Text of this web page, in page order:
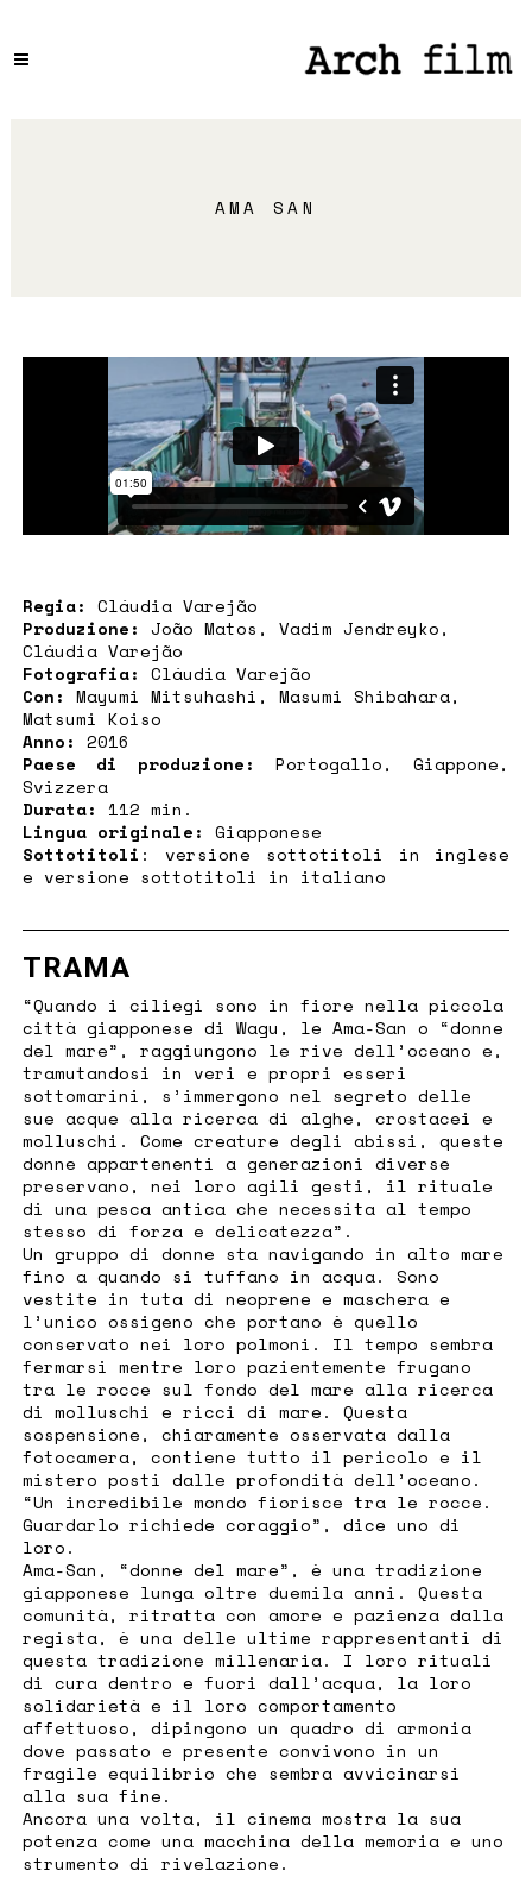
AMA SAN
Regia: Cláudia Varejão
Produzione: João Matos, Vadim Jendreyko,
Cláudia Varejão
Fotografia: Cláudia Varejão
Con: Mayumi Mitsuhashi, Masumi Shibahara,
Matsumi Koiso
Anno: 2016
Paese di produzione:
Portogallo, Giappone,
Svizzera
Durata:
112 min.
Lingua originale: Giapponese
Sottotitoli : versione sottotitoli in inglese
e versione sottotitoli in italiano
TRAMA
“Quando i ciliegi sono in fiore nella piccola
città giapponese di Wagu, le Ama-San o “donne
del mare”, raggiungono le rive dell’oceano e,
tramutandosi in veri e propri esseri
sottomarini, s’immergono nel segreto delle
sue acque alla ricerca di alghe, crostacei e
molluschi. Come creature degli abissi, queste
donne appartenenti a generazioni diverse
preservano, nei loro agili gesti, il rituale
di una pesca antica che necessita al tempo
stesso di forza e delicatezza”.
Un gruppo di donne sta navigando in alto mare
fino a quando si tuffano in acqua. Sono
vestite in tuta di neoprene e maschera e
l’unico ossigeno che portano è quello
conservato nei loro polmoni. Il tempo sembra
fermarsi mentre loro pazientemente frugano
tra le rocce sul fondo del mare alla ricerca
di molluschi e ricci di mare. Questa
sospensione, chiaramente osservata dalla
fotocamera, contiene tutto il pericolo e il
mistero posti dalle profondità dell’oceano.
“Un incredibile mondo fiorisce tra le rocce.
Guardarlo richiede coraggio”, dice uno di
loro.
Ama-San, “donne del mare”, è una tradizione
giapponese lunga oltre duemila anni. Questa
comunità, ritratta con amore e pazienza dalla
regista, è una delle ultime rappresentanti di
questa tradizione millenaria. I loro rituali
di cura dentro e fuori dall’acqua, la loro
solidarietà e il loro comportamento
affettuoso, dipingono un quadro di armonia
dove passato e presente convivono in un
fragile equilibrio che sembra avvicinarsi
alla sua fine.
Ancora una volta, il cinema mostra la sua
potenza come una macchina della memoria e uno
strumento di rivelazione.